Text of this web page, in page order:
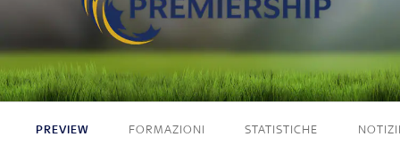
1 - 0
PREVIEW FORMAZIONI STATISTICHE